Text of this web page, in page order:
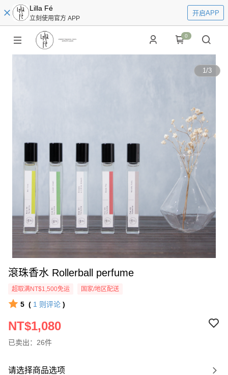
Lilla Fé
立刻使用官方 APP
开启APP
0
1/3
滾珠香水 Rollerball perfume
超取满NT$1,500免运 国家/地区配送
5 ( 1 则评论 )
NT$1,080
已卖出：26件
请选择商品选项